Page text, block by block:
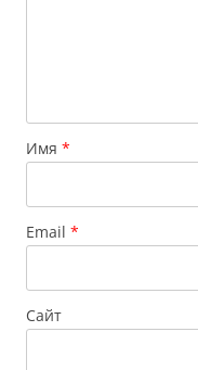
Имя *
Email *
Сайт